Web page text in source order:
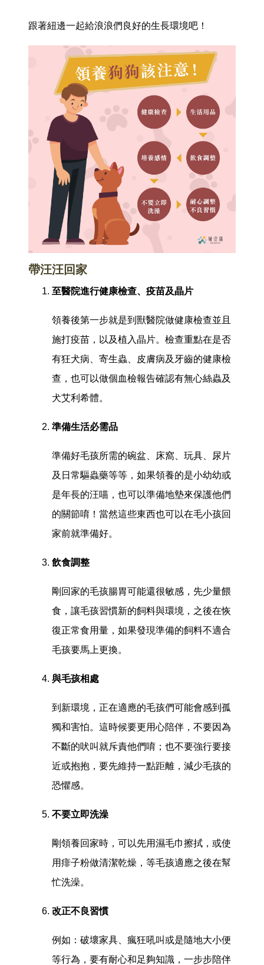
跟著紐邊一起給浪浪們良好的生長環境吧！
帶汪汪回家
至醫院進行健康檢查、疫苗及晶片
領養後第一步就是到獸醫院做健康檢查並且
施打疫苗，以及植入晶片。檢查重點在是否
有狂犬病、寄生蟲、皮膚病及牙齒的健康檢
查，也可以做個血檢報告確認有無心絲蟲及
犬艾利希體。
準備生活必需品
準備好毛孩所需的碗盆、床窩、玩具、尿片
及日常驅蟲藥等等，如果領養的是小幼幼或
是年長的汪喵，也可以準備地墊來保護他們
的關節唷！當然這些東西也可以在毛小孩回
家前就準備好。
飲食調整
剛回家的毛孩腸胃可能還很敏感，先少量餵
食，讓毛孩習慣新的飼料與環境，之後在恢
復正常食用量，如果發現準備的飼料不適合
毛孩要馬上更換。
與毛孩相處
到新環境，正在適應的毛孩們可能會感到孤
獨和害怕。這時候要更用心陪伴，不要因為
不斷的吠叫就斥責他們唷；也不要強行要接
近或抱抱，要先維持一點距離，減少毛孩的
恐懼感。
不要立即洗澡
剛領養回家時，可以先用濕毛巾擦拭，或使
用痱子粉做清潔乾燥，等毛孩適應之後在幫
忙洗澡。
改正不良習慣
例如：破壞家具、瘋狂吼叫或是隨地大小便
等行為，要有耐心和足夠知識，一步步陪伴